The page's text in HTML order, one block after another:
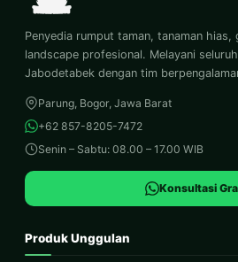
Penyedia rumput taman, tanaman hias,
landscape profesional. Melayani
Jabodetabek dengan tim
Parung, Bogor, Jawa Barat
+62 857-8205-7472
Senin – Sabtu: 08.00 – 17.00 WIB
Konsultasi
Produk Unggulan